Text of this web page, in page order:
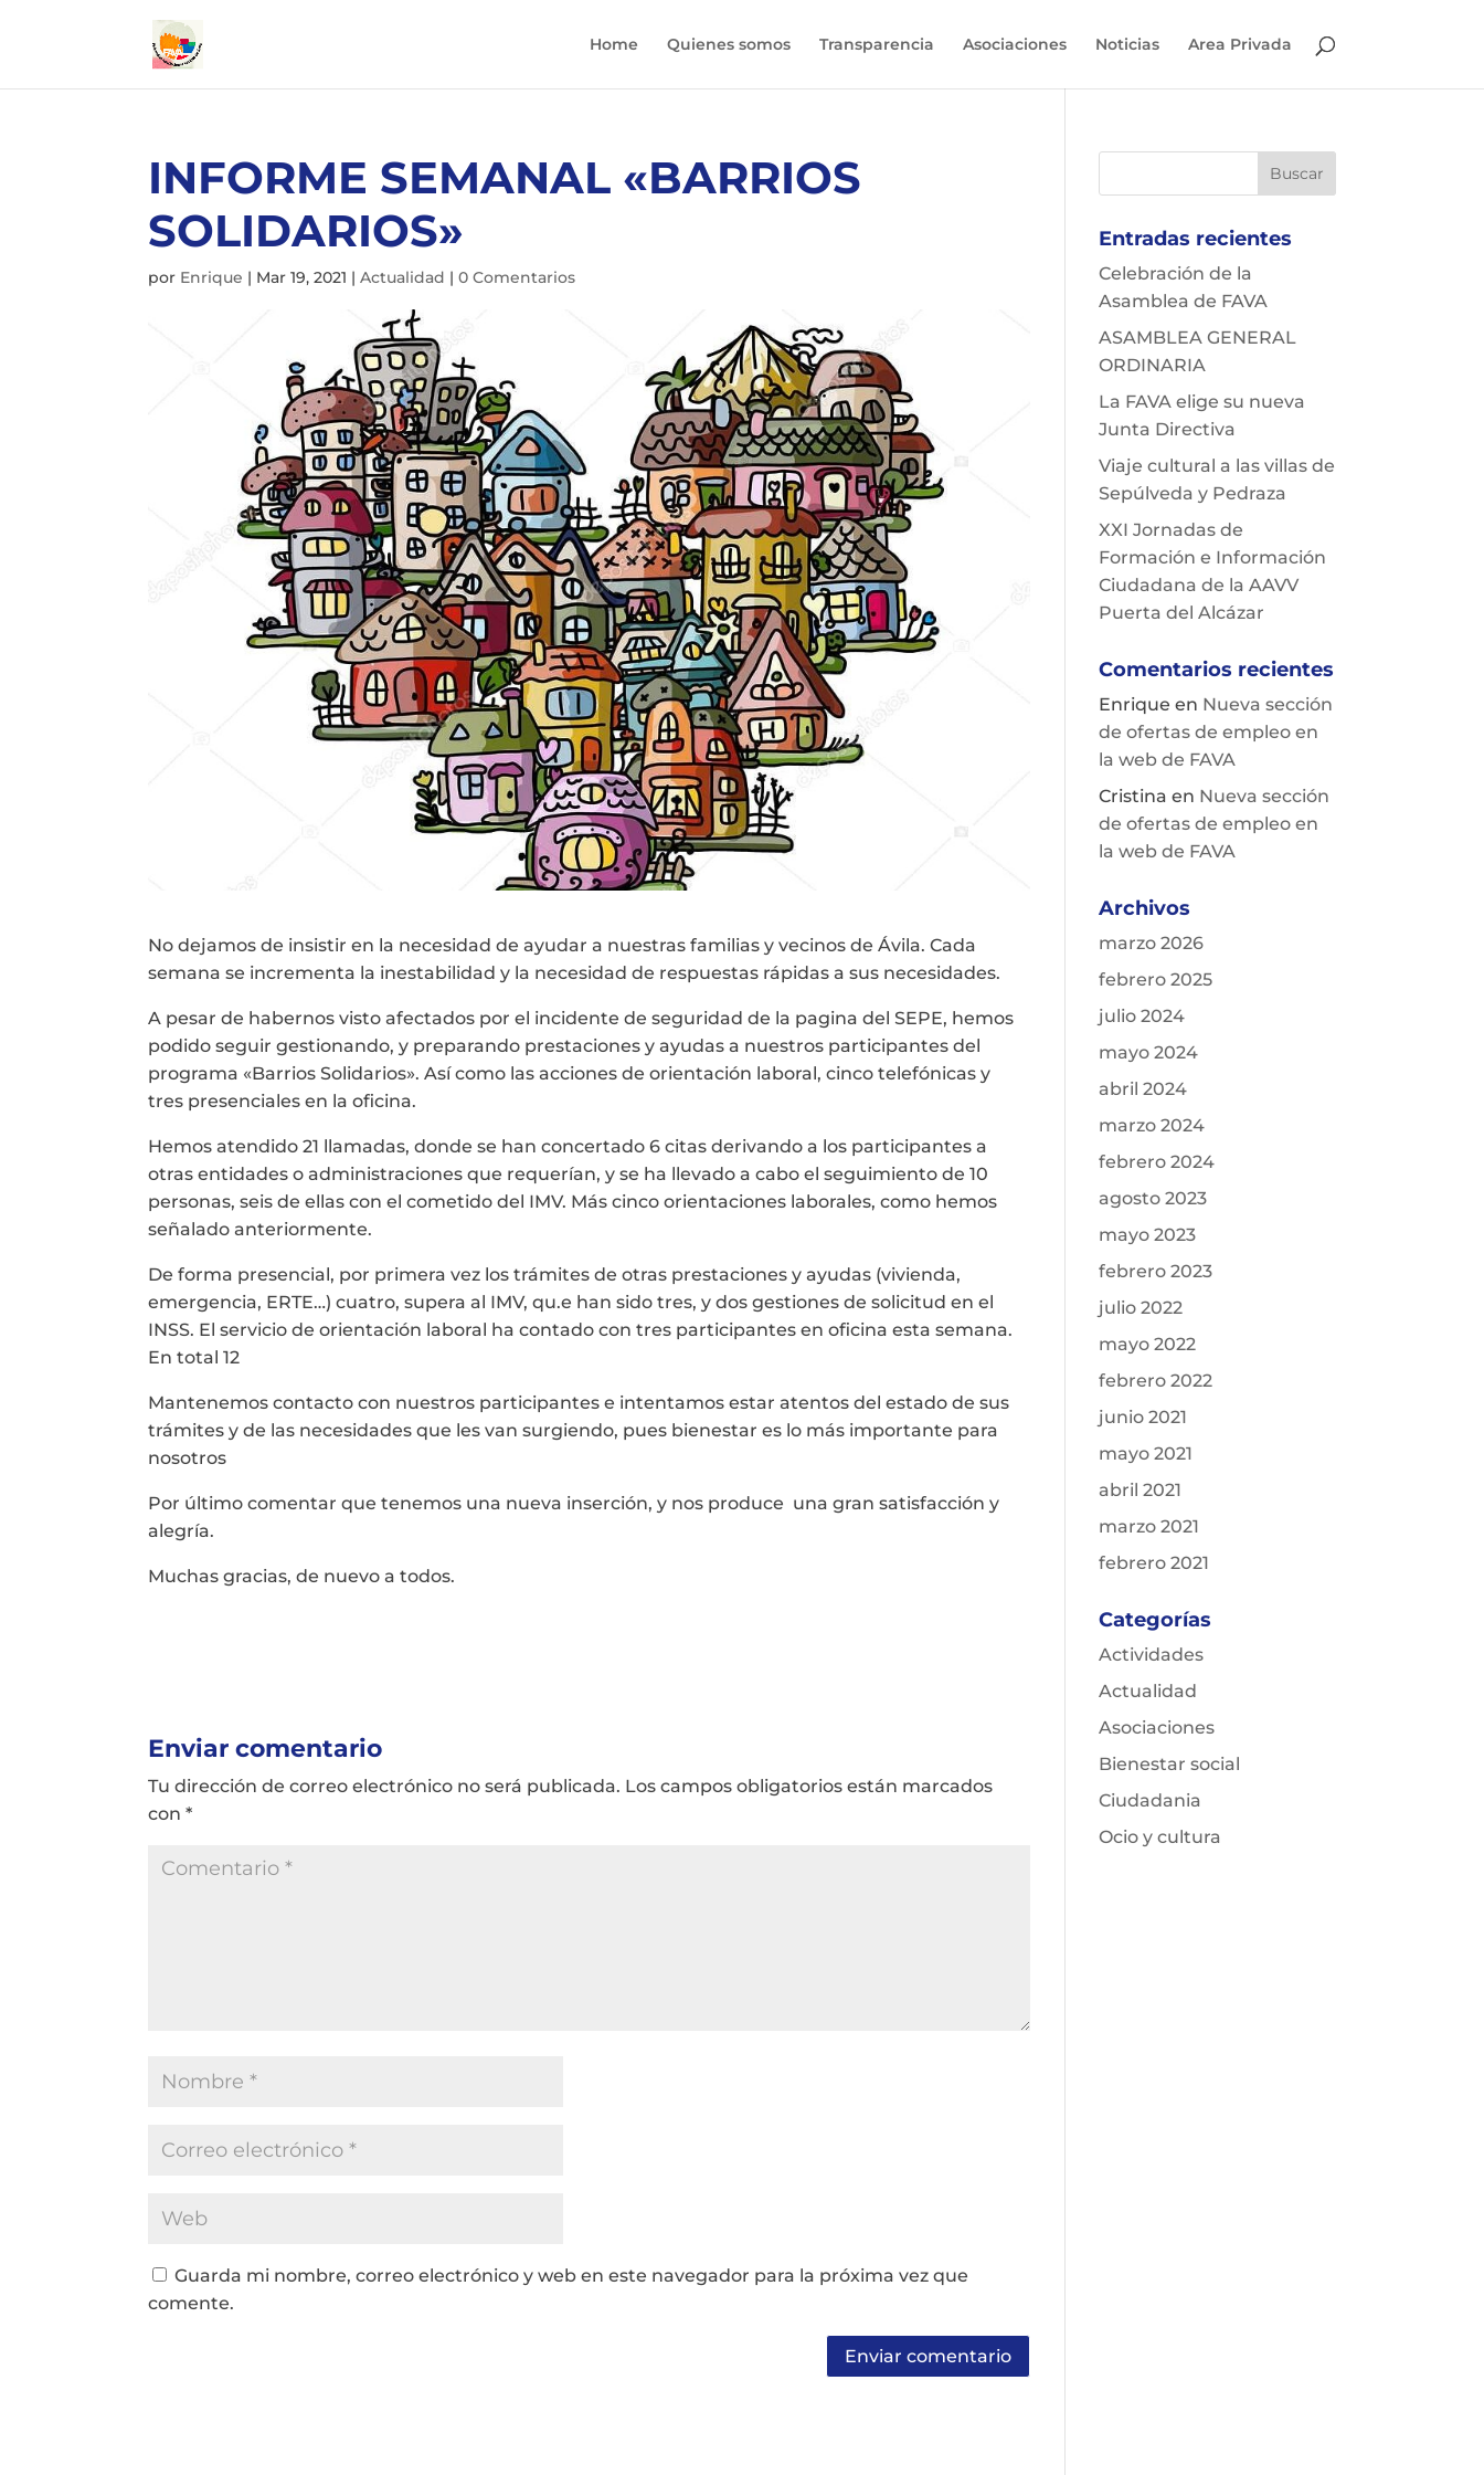
Home Quienes somos Transparencia Asociaciones Noticias Area Privada
INFORME SEMANAL «BARRIOS
SOLIDARIOS»
por Enrique | Mar 19, 2021 |Actualidad |0 Comentarios
No dejamos de insistir en la necesidad de ayudar a nuestras familias y vecinos de Ávila. Cada
semana se incrementa la inestabilidad y la necesidad de respuestas rápidas a sus necesidades.
A pesar de habernos visto afectados por el incidente de seguridad de la pagina del SEPE, hemos
podido seguir gestionando, y preparando prestaciones y ayudas a nuestros participantes del
programa «Barrios Solidarios». Así como las acciones de orientación laboral, cinco telefónicas y
tres presenciales en la oficina.
Hemos atendido 21 llamadas, donde se han concertado 6 citas derivando a los participantes a
otras entidades o administraciones que requerían, y se ha llevado a cabo el seguimiento de 10
personas, seis de ellas con el cometido del IMV. Más cinco orientaciones laborales, como hemos
señalado anteriormente.
De forma presencial, por primera vez los trámites de otras prestaciones y ayudas (vivienda,
emergencia, ERTE…) cuatro, supera al IMV, qu.e han sido tres, y dos gestiones de solicitud en el
INSS. El servicio de orientación laboral ha contado con tres participantes en oficina esta semana.
En total 12
Mantenemos contacto con nuestros participantes e intentamos estar atentos del estado de sus
trámites y de las necesidades que les van surgiendo, pues bienestar es lo más importante para
nosotros
Por último comentar que tenemos una nueva inserción, y nos produce una gran satisfacción y
alegría.
Muchas gracias, de nuevo a todos.
Enviar comentario
Tu dirección de correo electrónico no será publicada. Los campos obligatorios están marcados
con*
Guarda mi nombre, correo electrónico y web en este navegador para la próxima vez que
comente.
Entradas recientes
Celebración de la
Asamblea de FAVA
ASAMBLEA GENERAL
ORDINARIA
La FAVA elige su nueva
Junta Directiva
Viaje cultural a las villas de
Sepúlveda y Pedraza
XXI Jornadas de
Formación e Información
Ciudadana de la AAVV
Puerta del Alcázar
Comentarios recientes
Enrique en Nueva sección
de ofertas de empleo en
la web de FAVA
Cristina en Nueva sección
de ofertas de empleo en
la web de FAVA
Archivos
marzo 2026
febrero 2025
julio 2024
mayo 2024
abril 2024
marzo 2024
febrero 2024
agosto 2023
mayo 2023
febrero 2023
julio 2022
mayo 2022
febrero 2022
junio 2021
mayo 2021
abril 2021
marzo 2021
febrero 2021
Categorías
Actividades
Actualidad
Asociaciones
Bienestar social
Ciudadania
Ocio y cultura